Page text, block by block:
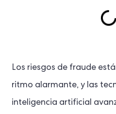
Los riesgos de fraude
ritmo alarmante, y las
inteligencia artificial